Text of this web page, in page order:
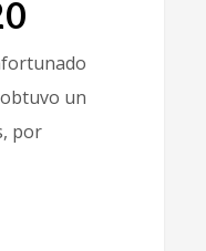
un
por